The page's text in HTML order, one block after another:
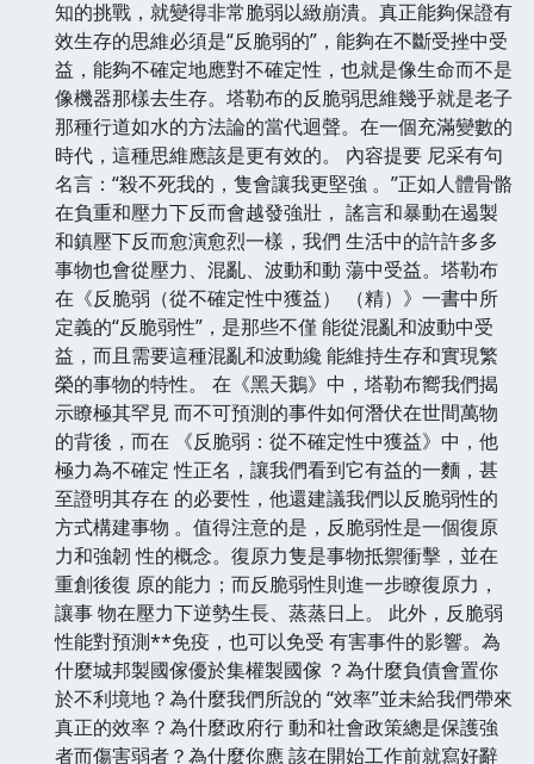
知的挑戰，就變得非常脆弱以緻崩潰。真正能夠保證有
效生存的思維必須是“反脆弱的”，能夠在不斷受挫中受
益，能夠不確定地應對不確定性，也就是像生命而不是
像機器那樣去生存。塔勒布的反脆弱思維幾乎就是老子
那種行道如水的方法論的當代迴聲。在一個充滿變數的
時代，這種思維應該是更有效的。 內容提要 尼采有句
名言：“殺不死我的，隻會讓我更堅強 。”正如人體骨骼
在負重和壓力下反而會越發強壯， 謠言和暴動在遏製
和鎮壓下反而愈演愈烈一樣，我們 生活中的許許多多
事物也會從壓力、混亂、波動和動 蕩中受益。塔勒布
在《反脆弱（從不確定性中獲益） （精）》一書中所
定義的“反脆弱性”，是那些不僅 能從混亂和波動中受
益，而且需要這種混亂和波動纔 能維持生存和實現繁
榮的事物的特性。 在《黑天鵝》中，塔勒布嚮我們揭
示瞭極其罕見 而不可預測的事件如何潛伏在世間萬物
的背後，而在 《反脆弱：從不確定性中獲益》中，他
極力為不確定 性正名，讓我們看到它有益的一麵，甚
至證明其存在 的必要性，他還建議我們以反脆弱性的
方式構建事物 。值得注意的是，反脆弱性是一個復原
力和強韌 性的概念。復原力隻是事物抵禦衝擊，並在
重創後復 原的能力；而反脆弱性則進一步瞭復原力，
讓事 物在壓力下逆勢生長、蒸蒸日上。 此外，反脆弱
性能對預測**免疫，也可以免受 有害事件的影響。為
什麼城邦製國傢優於集權製國傢 ？為什麼負債會置你
於不利境地？為什麼我們所說的 “效率”並未給我們帶來
真正的效率？為什麼政府行 動和社會政策總是保護強
者而傷害弱者？為什麼你應 該在開始工作前就寫好辭